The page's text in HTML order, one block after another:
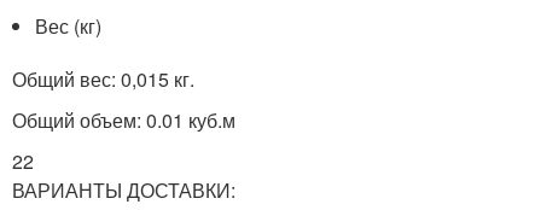
Вес (кг)
Общий вес: 0,015 кг.
Общий объем: 0.01 куб.м
22
ВАРИАНТЫ ДОСТАВКИ: